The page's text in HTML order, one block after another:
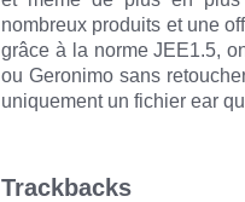
nombreux produits et une
grâce à la norme JEE1.5,
ou Geronimo sans
uniquement un fichier ear
Trackbacks